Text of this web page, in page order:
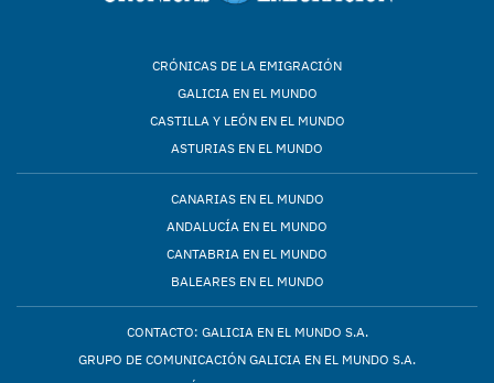
CRÓNICAS DE LA EMIGRACIÓN
GALICIA EN EL MUNDO
CASTILLA Y LEÓN EN EL MUNDO
ASTURIAS EN EL MUNDO
CANARIAS EN EL MUNDO
ANDALUCÍA EN EL MUNDO
CANTABRIA EN EL MUNDO
BALEARES EN EL MUNDO
CONTACTO: GALICIA EN EL MUNDO S.A.
GRUPO DE COMUNICACIÓN GALICIA EN EL MUNDO S.A.